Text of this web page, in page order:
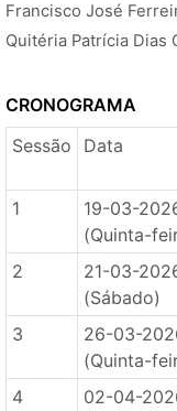
Francisco José
Quitéria Patrícia Dias
CRONOGRAMA
Sessão
Data
1
19-03-
(Quinta-
2
21-03-
(Sábado)
3
26-03-
(Quinta-
4
02-04-